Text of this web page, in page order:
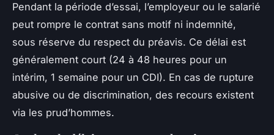
Pendant la période d’essai, l’employeur ou le salarié
peut rompre le contrat sans motif ni indemnité,
sous réserve du respect du préavis. Ce délai est
généralement court (24 à 48 heures pour un
intérim, 1 semaine pour un CDI). En cas de rupture
abusive ou de discrimination, des recours existent
via les prud’hommes.